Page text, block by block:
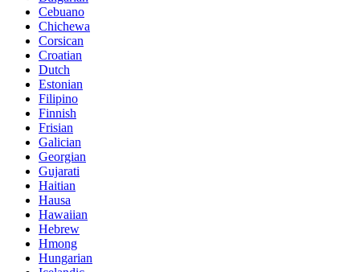
Cebuano
Chichewa
Corsican
Croatian
Dutch
Estonian
Filipino
Finnish
Frisian
Galician
Georgian
Gujarati
Haitian
Hausa
Hawaiian
Hebrew
Hmong
Hungarian